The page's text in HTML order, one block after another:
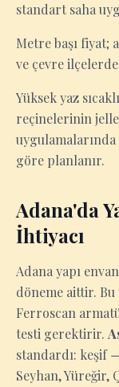
standart saha
Metre başı fiyat;
ve çevre
Yüksek yaz
reçinelerinin
uygulamalarında
göre planlanır.
Adana'da
İhtiyacı
Adana yapı
döneme aittir. Bu
Ferroscan
testi gerektirir.
standardı:
Seyhan, Yüreğir,